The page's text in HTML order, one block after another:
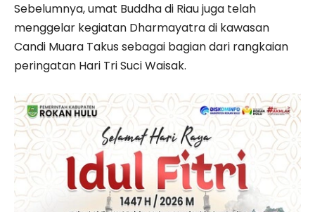
Sebelumnya, umat Buddha di Riau juga telah
menggelar kegiatan Dharmayatra di kawasan
Candi Muara Takus sebagai bagian dari rangkaian
peringatan Hari Tri Suci Waisak.